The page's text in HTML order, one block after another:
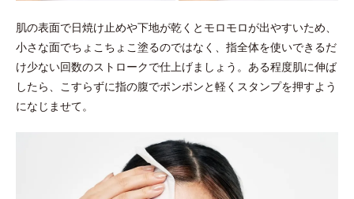
肌の表面で日焼け止めや下地が乾くとモロモロが出やすいため、
小さな面でちょこちょこ塗るのではなく、指全体を使いできるだ
け少ない回数のストロークで仕上げましょう。ある程度肌に伸ば
したら、こすらずに指の腹でポンポンと軽くスタンプを押すよう
になじませて。